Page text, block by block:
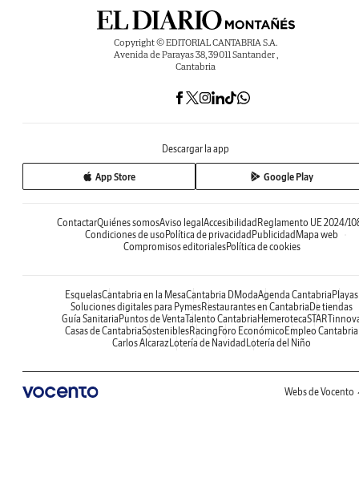
Copyright © EDITORIAL CANTABRIA S.A.
Avenida de Parayas 38, 39011 Santander ,
Cantabria
Descargar la app
App Store Google Play
ContactarQuiénes somosAviso legal Accesibilidad Reglamento UE 2024/
Condiciones de uso Política de privacidad Publicidad Mapa web
Compromisos editorialesPolítica de cookies
EsquelasCantabria en la MesaCantabria DModaAgenda Cantabria Playas
Soluciones digitales para PymesRestaurantes en Cantabria De tiendas
Guía Sanitaria Puntos de VentaTalento Cantabria Hemeroteca
Casas de CantabriaSosteniblesRacing Foro Económico Empleo Cantabria
Carlos AlcarazLotería de Navidad Lotería del Niño
Webs de Vocento